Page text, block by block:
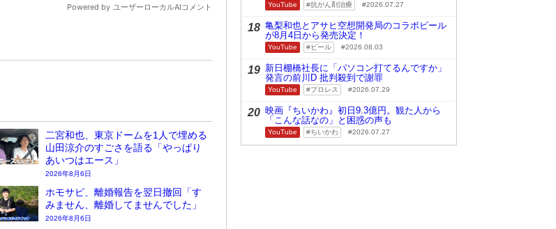
二宮和也、東京ドームを1人で埋める
山田涼介のすごさを語る「やっぱり
あいつはエース」
2026年8月6日
ホモサピ、離婚報告を翌日撤回「す
みません、離婚してませんでした」
2026年8月6日
YouTube 抗がん剤治療 2026.07.27
18 亀梨和也とアサヒ空想開発局のコラボビール
が8月4日から発売決定！
YouTube ビール 2026.08.03
19 新日棚橋社長に「パソコン打てるんですか」
発言の前川D 批判殺到で謝罪
YouTube プロレス 2026.07.29
20 映画『ちいかわ』初日9.3億円。観た人から
「こんな話なの」と困惑の声も
YouTube ちいかわ 2026.07.27